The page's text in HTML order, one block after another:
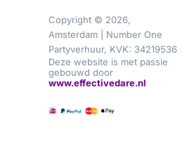
Copyright © 2026,
Amsterdam | Number One
Partyverhuur, KVK: 34219536
Deze website is met passie
gebouwd door
www.effectivedare.nl